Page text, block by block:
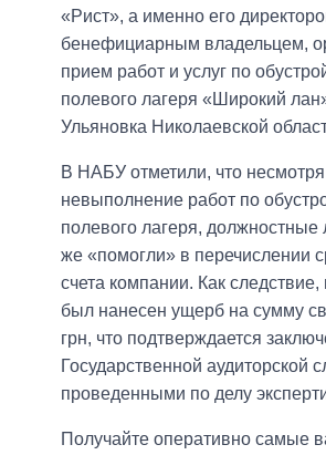
«Рист», а именно его
бенефициарным владельцем,
прием работ и услуг по
полевого лагеря «Широкий
Ульяновка Николаевской
В НАБУ отметили, что
невыполнение работ по
полевого лагеря,
же «помогли» в перечислении
счета компании. Как следствие,
был нанесен ущерб на сумму
грн, что подтверждается
Государственной аудиторской
проведенными по делу
Получайте оперативно самые